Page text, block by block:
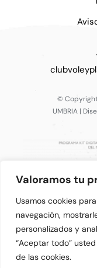
Valoramos tu
Usamos cookies
navegación,
personalizados y
“Aceptar todo”
de las cookies.
© Copyright
UMBRIA |